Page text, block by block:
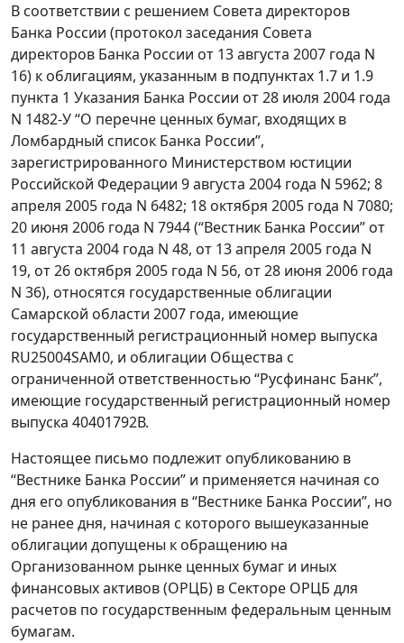
В соответствии с решением Совета директоров
Банка России (протокол заседания Совета
директоров Банка России от 13 августа 2007 года N
16) к облигациям, указанным в подпунктах 1.7 и 1.9
пункта 1 Указания Банка России от 28 июля 2004 года
N 1482-У “О перечне ценных бумаг, входящих в
Ломбардный список Банка России”,
зарегистрированного Министерством юстиции
Российской Федерации 9 августа 2004 года N 5962; 8
апреля 2005 года N 6482; 18 октября 2005 года N 7080;
20 июня 2006 года N 7944 (“Вестник Банка России” от
11 августа 2004 года N 48, от 13 апреля 2005 года N
19, от 26 октября 2005 года N 56, от 28 июня 2006 года
N 36), относятся государственные облигации
Самарской области 2007 года, имеющие
государственный регистрационный номер выпуска
RU25004SAM0, и облигации Общества с
ограниченной ответственностью “Русфинанс Банк”,
имеющие государственный регистрационный номер
выпуска 40401792В.
Настоящее письмо подлежит опубликованию в
“Вестнике Банка России” и применяется начиная со
дня его опубликования в “Вестнике Банка России”, но
не ранее дня, начиная с которого вышеуказанные
облигации допущены к обращению на
Организованном рынке ценных бумаг и иных
финансовых активов (ОРЦБ) в Секторе ОРЦБ для
расчетов по государственным федеральным ценным
бумагам.